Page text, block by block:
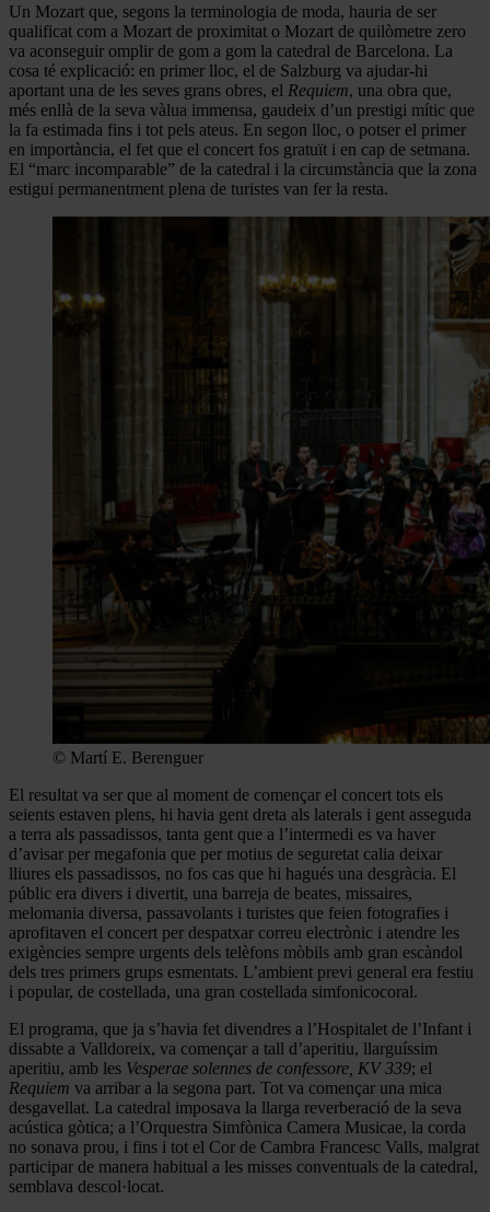
Un Mozart que, segons la terminologia de moda, hauria de ser
qualificat com a Mozart de proximitat o Mozart de quilòmetre zero
va aconseguir omplir de gom a gom la catedral de Barcelona. La
cosa té explicació: en primer lloc, el de Salzburg va ajudar-hi
aportant una de les seves grans obres, el Requiem, una obra que,
més enllà de la seva vàlua immensa, gaudeix d’un prestigi mític que
la fa estimada fins i tot pels ateus. En segon lloc, o potser el primer
en importància, el fet que el concert fos gratuït i en cap de setmana.
El “marc incomparable” de la catedral i la circumstància que la zona
estigui permanentment plena de turistes van fer la resta.
© Martí E. Berenguer
El resultat va ser que al moment de començar el concert tots els
seients estaven plens, hi havia gent dreta als laterals i gent asseguda
a terra als passadissos, tanta gent que a l’intermedi es va haver
d’avisar per megafonia que per motius de seguretat calia deixar
lliures els passadissos, no fos cas que hi hagués una desgràcia. El
públic era divers i divertit, una barreja de beates, missaires,
melomania diversa, passavolants i turistes que feien fotografies i
aprofitaven el concert per despatxar correu electrònic i atendre les
exigències sempre urgents dels telèfons mòbils amb gran escàndol
dels tres primers grups esmentats. L’ambient previ general era festiu
i popular, de costellada, una gran costellada simfonicocoral.
El programa, que ja s’havia fet divendres a l’Hospitalet de l’Infant i
dissabte a Valldoreix, va començar a tall d’aperitiu, llarguíssim
aperitiu, amb les Vesperae solennes de confessore, KV 339; el
Requiem va arribar a la segona part. Tot va començar una mica
desgavellat. La catedral imposava la llarga reverberació de la seva
acústica gòtica; a l’Orquestra Simfònica Camera Musicae, la corda
no sonava prou, i fins i tot el Cor de Cambra Francesc Valls, malgrat
participar de manera habitual a les misses conventuals de la catedral,
semblava descol·locat.